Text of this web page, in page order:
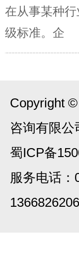
在从事某种
级标准。企
Copyright
咨询有限公
蜀ICP备
服务电话：